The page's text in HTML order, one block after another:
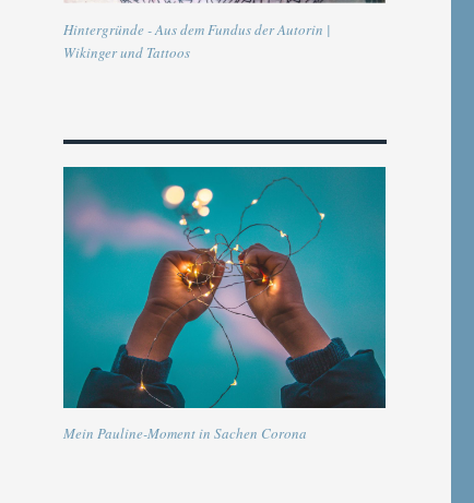
Hintergründe - Aus dem Fundus der Autorin |
Wikinger und Tattoos
Mein Pauline-Moment in Sachen Corona